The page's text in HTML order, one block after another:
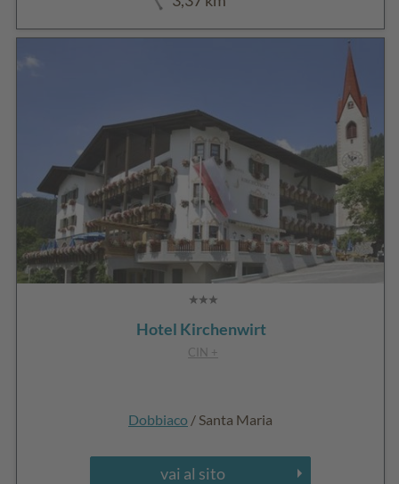
Hotel Kirchenwirt
CIN +
Dobbiaco / Santa Maria
vai al sito